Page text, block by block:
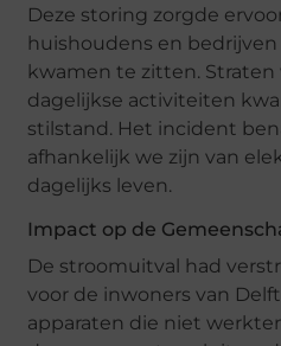
Deze storing zorgde
huishoudens en
kwamen te zitten.
dagelijkse activiteiten
stilstand. Het incident
afhankelijk we zijn van
dagelijks leven.
Impact op de
De stroomuitval had
voor de inwoners van
apparaten die niet